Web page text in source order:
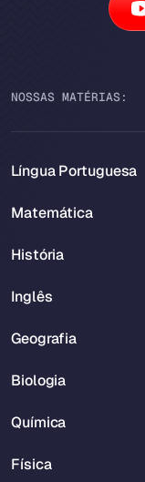
NOSSAS MATÉRIAS:
Língua Portuguesa
Matemática
História
Inglês
Geografia
Biologia
Química
Física